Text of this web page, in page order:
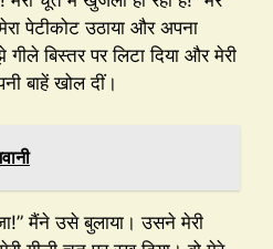
पेटीकोट उठाया और अपना
बिस्तर पर लिटा दिया और मेरी
बाहें खोल दीं।
मैंने उसे बुलाया। उसने मेरी